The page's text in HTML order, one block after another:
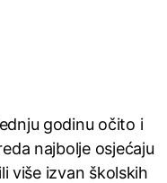
godinu očito i
najbolje osjećaju
više izvan školskih